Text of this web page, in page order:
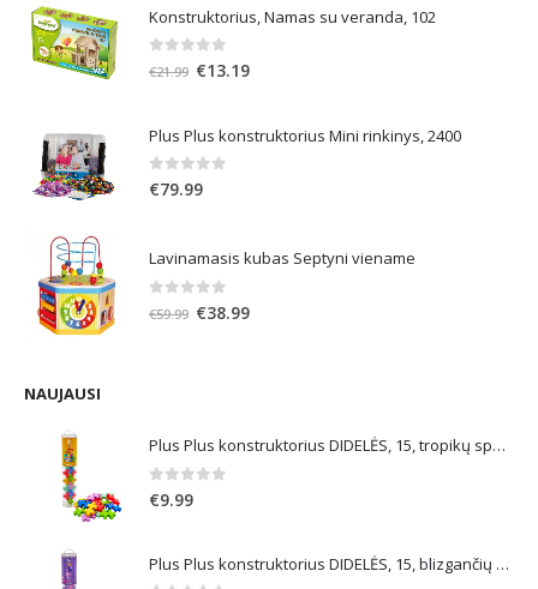
Konstruktorius, Namas su veranda, 102
out of 5
€21.99 Original
€21.99.
€13.19Current
€13.19.
Plus Plus konstruktorius Mini rinkinys, 2400
0out of 5
€79.99
Lavinamasis kubas Septyni viename
out of 5
€59.99 Original
€38.99Current
NAUJAUSI
Plus Plus konstruktorius DIDELĖS, 15, tropikų spalvos
0 out of 5
€9.99
Plus Plus konstruktorius DIDELĖS, 15, blizgančių spalvų